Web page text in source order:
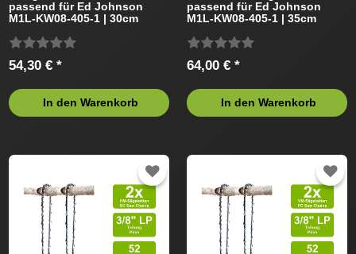
passend für Ed Johnson
M1L-KW08-405-1 | 30cm
54,30 € *
In den Warenkorb
passend für Ed Johnson
M1L-KW08-405-1 | 35cm
64,00 € *
In den Warenkorb